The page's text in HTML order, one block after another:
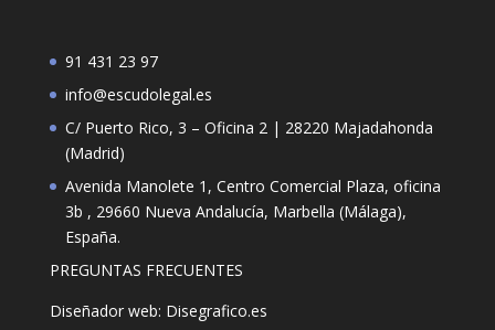
91 431 23 97
info@escudolegal.es
C/ Puerto Rico, 3 – Oficina 2 | 28220 Majadahonda
(Madrid)
Avenida Manolete 1, Centro Comercial Plaza, oficina
3b , 29660 Nueva Andalucía, Marbella (Málaga),
España.
PREGUNTAS FRECUENTES
Diseñador web: Disegrafico.es